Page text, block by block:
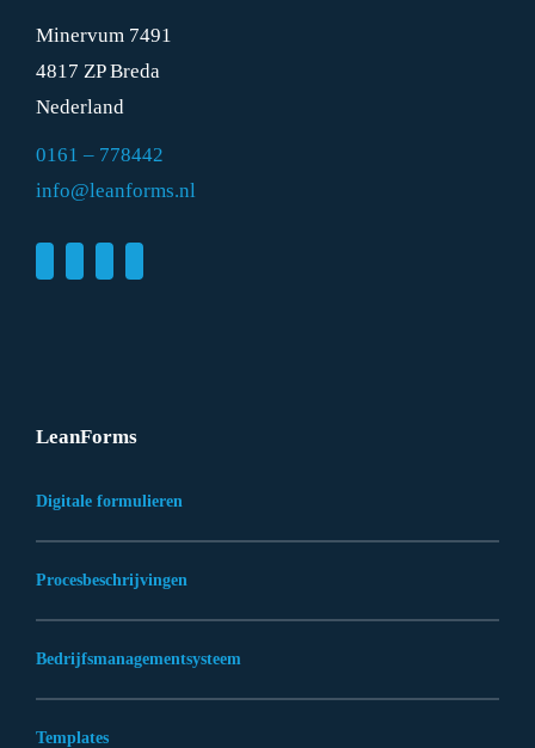
Minervum 7491
4817 ZP Breda
Nederland
0161 – 778442
info@leanforms.nl
LeanForms
Digitale formulieren
Procesbeschrijvingen
Bedrijfsmanagementsysteem
Templates